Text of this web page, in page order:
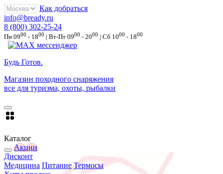
Как добраться
info@bready.ru
8 (800) 302-25-24
Пн 0900 - 1800 | Вт-Пт 0900 - 2000 | Сб 1000 - 1800
Будь Готов.
Магазин походного снаряжения
все для туризма, охоты, рыбалки
Каталог
Акции
Дисконт
Медицина Питание Термосы